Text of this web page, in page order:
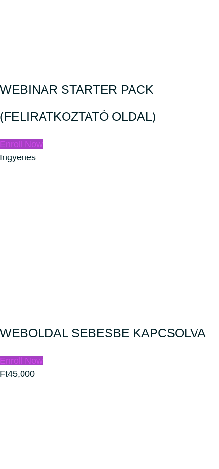
WEBINAR STARTER PACK
(FELIRATKOZTATÓ OLDAL)
Enroll Now
Ingyenes
WEBOLDAL SEBESBE KAPCSOLVA
Enroll Now
Ft45,000